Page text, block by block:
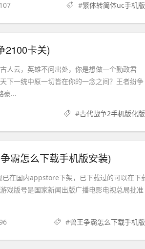
107 #繁体转简体uc手机版
2100卡关)
人云，英雄不问出处，你是想做一个勤政君
下一统中原一切皆在你的一念之间？王者纷争
豪...
#古代战争2手机版化版
霸怎么下载手机版安装)
在国内appstore下架，已下载过的可以在下
戏版号是国家新闻出版广播电影电视总局批准
#兽王争霸怎么下载手机版